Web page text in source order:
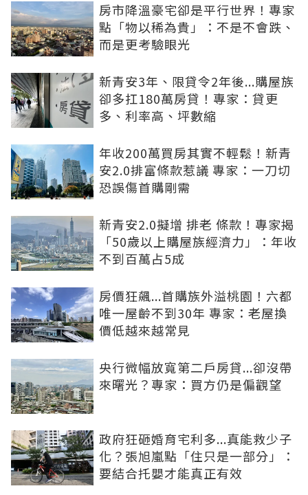
房市降溫豪宅卻是平行世界！專家
點「物以稀為貴」：不是不會跌、
而是更考驗眼光
新青安3年、限貸令2年後...購屋族
卻多扛180萬房貸！專家：貸更
多、利率高、坪數縮
年收200萬買房其實不輕鬆！新青
安2.0排富條款惹議 專家：一刀切
恐誤傷首購剛需
新青安2.0擬增 排老 條款！專家揭
「50歲以上購屋族經濟力」：年收
不到百萬占5成
房價狂飆...首購族外溢桃園！六都
唯一屋齡不到30年 專家：老屋換
價低越來越常見
央行微幅放寬第二戶房貸...卻沒帶
來曙光？專家：買方仍是偏觀望
政府狂砸婚育宅利多...真能救少子
化？張旭嵐點「住只是一部分」：
要結合托嬰才能真正有效